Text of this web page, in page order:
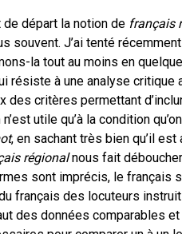
de départ la notion de français
J’ai tenté
la tout au moins en
résiste à une analyse critique
des critères permettant
utile qu’à la condition
, en sachant très bien qu’il
régionalnous fait
sont imprécis, le français
français des locuteurs
des données comparables